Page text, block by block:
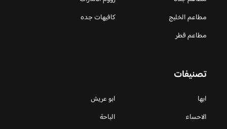
مطاعم الخليج
كافيهات جده
مطاعم قطر
تصنيفات
ابها
ابو عريش
الاحساء
الباحة